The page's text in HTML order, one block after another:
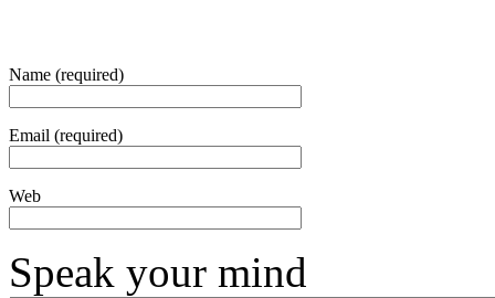
Name (required)
Email (required)
Web
Speak your mind